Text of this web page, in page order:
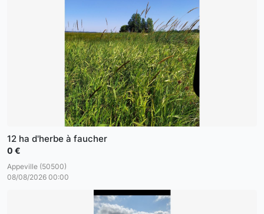
12 ha d'herbe à faucher
0 €
Appeville (50500)
08/08/2026 00:00